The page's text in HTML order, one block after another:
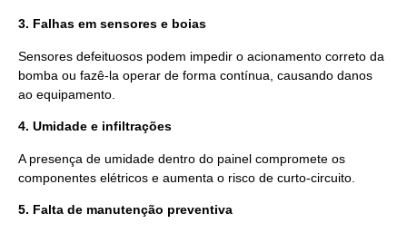
3. Falhas em sensores e boias
Sensores defeituosos podem impedir o acionamento correto da
bomba ou fazê-la operar de forma contínua, causando danos
ao equipamento.
4. Umidade e infiltrações
A presença de umidade dentro do painel compromete os
componentes elétricos e aumenta o risco de curto-circuito.
5. Falta de manutenção preventiva